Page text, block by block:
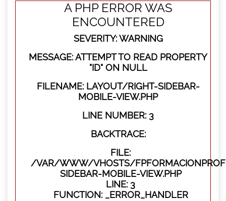
A PHP ERROR WAS
ENCOUNTERED
SEVERITY: WARNING
MESSAGE: ATTEMPT TO READ PROPERTY
"ID" ON NULL
FILENAME: LAYOUT/RIGHT-SIDEBAR-
MOBILE-VIEW.PHP
LINE NUMBER: 3
BACKTRACE:
FILE:
/VAR/WWW/VHOSTS/
SIDEBAR-MOBILE-VIEW.PHP
LINE: 3
FUNCTION: _ERROR_HANDLER